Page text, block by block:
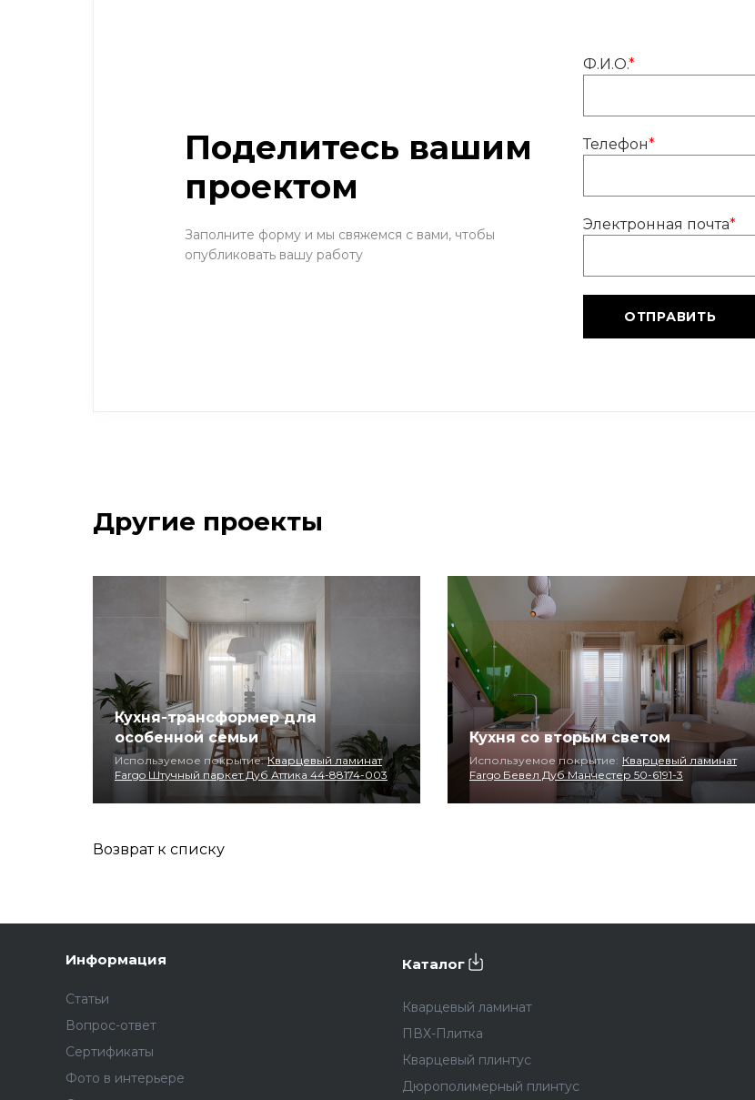
Поделитесь вашим
проектом
Заполните форму и мы свяжемся с вами, чтобы
опубликовать вашу работу
Ф.И.О.*
Телефон*
Электронная почта*
Другие проекты
Кухня-трансформер для
особенной семьи
Используемое покрытие: Кварцевый ламинат
Fargo Штучный паркет Дуб Аттика 44-88174-003
Кухня со вторым светом
Используемое покрытие: Кварцевый ламинат
Fargo Бевел Дуб Манчестер 50-6191-3
Возврат к списку
Информация
Статьи
Вопрос-ответ
Сертификаты
Фото в интерьере
Каталог
Кварцевый ламинат
ПВХ-Плитка
Кварцевый плинтус
Дюрополимерный плинтус